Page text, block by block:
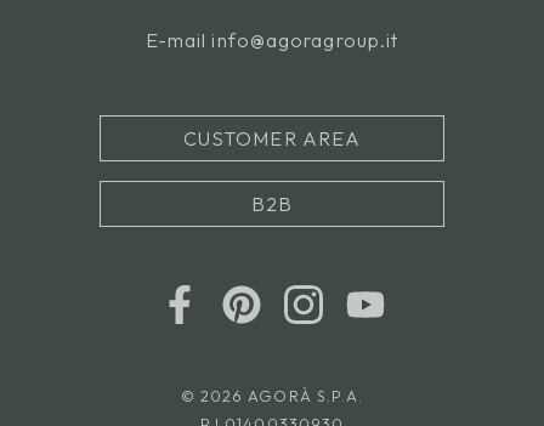
E-mail info@agoragroup.it
CUSTOMER AREA
B2B
© 2026 AGORÀ S.P.A.